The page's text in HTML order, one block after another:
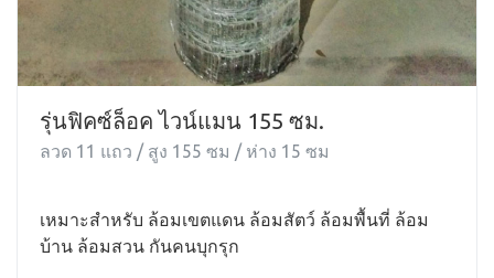
รุ่นฟิคซ์ล็อค ไวน์แมน 155 ซม.
ลวด 11 แถว / สูง 155 ซม / ห่าง 15 ซม
เหมาะสำหรับ ล้อมเขตแดน ล้อมสัตว์ ล้อมพื้นที่ ล้อม
บ้าน ล้อมสวน กันคนบุกรุก